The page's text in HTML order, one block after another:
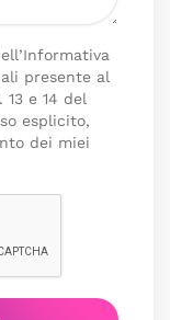
presente al
e 14 del
esplicito,
dei miei